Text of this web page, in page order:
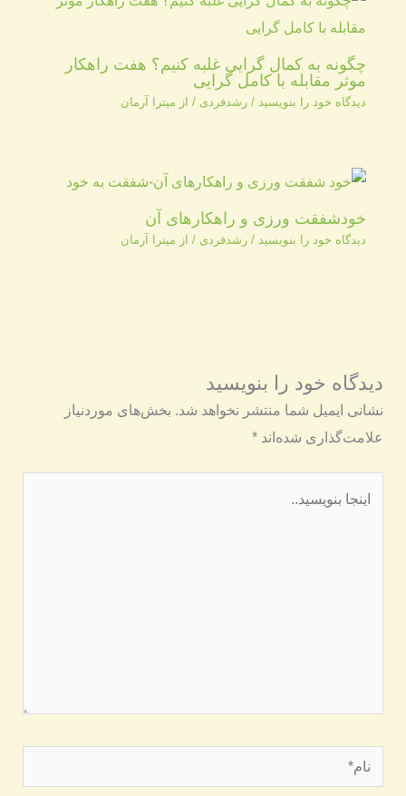
چگونه به کمال گرایی غلبه کنیم؟ هفت راهکار
موثر مقابله با کامل گرایی
دیدگاه‌ خود را بنویسید / رشدفردی / از میترا آرمان
خودشفقت ورزی و راهکارهای آن
دیدگاه‌ خود را بنویسید / رشدفردی / از میترا آرمان
دیدگاه‌ خود را بنویسید
نشانی ایمیل شما منتشر نخواهد شد. بخش‌های موردنیاز
علامت‌گذاری شده‌اند*
نام*